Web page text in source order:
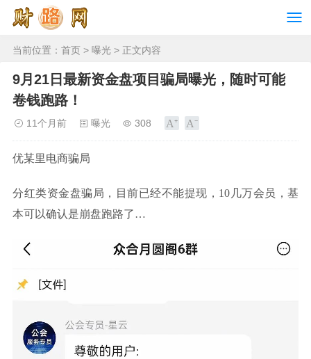
当前位置： 首页 > 曝光 > 正文内容
9月21日最新资金盘项目骗局曝光，随时可能
卷钱跑路！
11个月前 曝光 308
优某里电商骗局
分红类资金盘骗局，目前已经不能提现，10几万会员，基
本可以确认是崩盘跑路了…